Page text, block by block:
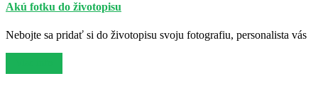
Akú fotku do životopisu
Nebojte sa pridať si do životopisu svoju fotografiu, personalista vás